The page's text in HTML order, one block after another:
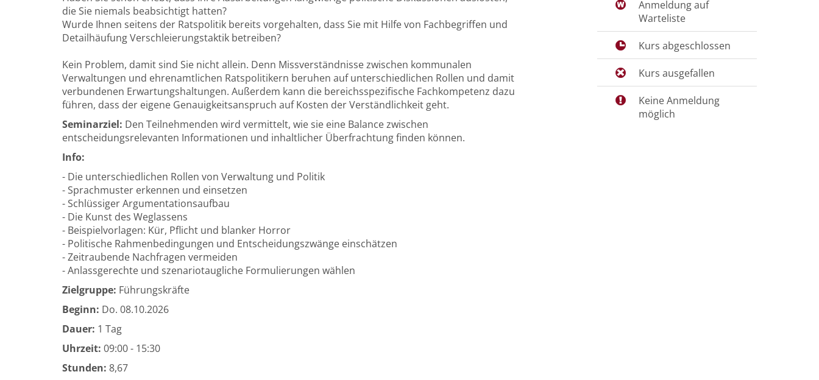
die Sie niemals beabsichtigt hatten?
Wurde Ihnen seitens der Ratspolitik bereits vorgehalten, dass Sie mit Hilfe von Fachbegriffen und
Detailhäufung Verschleierungstaktik betreiben?
Kein Problem, damit sind Sie nicht allein. Denn Missverständnisse zwischen kommunalen
Verwaltungen und ehrenamtlichen Ratspolitikern beruhen auf unterschiedlichen Rollen und damit
verbundenen Erwartungshaltungen. Außerdem kann die bereichsspezifische Fachkompetenz dazu
führen, dass der eigene Genauigkeitsanspruch auf Kosten der Verständlichkeit geht.
Seminarziel: Den Teilnehmenden wird vermittelt, wie sie eine Balance zwischen
entscheidungsrelevanten Informationen und inhaltlicher Überfrachtung finden können.
Info:
- Die unterschiedlichen Rollen von Verwaltung und Politik
- Sprachmuster erkennen und einsetzen
- Schlüssiger Argumentationsaufbau
- Die Kunst des Weglassens
- Beispielvorlagen: Kür, Pflicht und blanker Horror
- Politische Rahmenbedingungen und Entscheidungszwänge einschätzen
- Zeitraubende Nachfragen vermeiden
- Anlassgerechte und szenariotaugliche Formulierungen wählen
Zielgruppe: Führungskräfte
Beginn: Do. 08.10.2026
Dauer: 1 Tag
Uhrzeit: 09:00 - 15:30
Stunden: 8,67
Anmeldung auf
Warteliste
Kurs abgeschlossen
Kurs ausgefallen
Keine Anmeldung
möglich